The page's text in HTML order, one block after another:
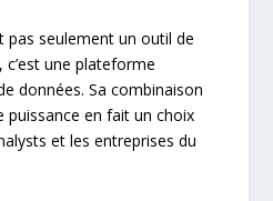
pas seulement un outil de
une plateforme
données. Sa combinaison
puissance en fait un choix
et les entreprises du